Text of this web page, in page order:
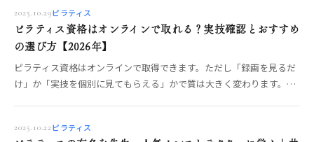
2025.10.29ピラティス
ピラティス資格はオンラインで取れる？実技確認とおすすめ
の選び方【2026年】
ピラティス資格はオンラインで取得できます。ただし「録画を見るだ
け」か「実技を個別に見てもらえる」かで質は大きく変わります。オ
ます。
2025.10.22ピラティス